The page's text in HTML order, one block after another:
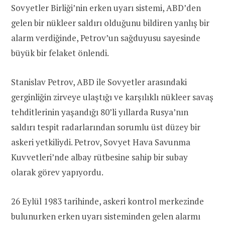
Sovyetler Birliği’nin erken uyarı sistemi, ABD’den
gelen bir nükleer saldırı olduğunu bildiren yanlış bir
alarm verdiğinde, Petrov’un sağduyusu sayesinde
büyük bir felaket önlendi.
Stanislav Petrov, ABD ile Sovyetler arasındaki
gerginliğin zirveye ulaştığı ve karşılıklı nükleer savaş
tehditlerinin yaşandığı 80’li yıllarda Rusya’nın
saldırı tespit radarlarından sorumlu üst düzey bir
askeri yetkiliydi. Petrov, Sovyet Hava Savunma
Kuvvetleri’nde albay rütbesine sahip bir subay
olarak görev yapıyordu.
26 Eylül 1983 tarihinde, askeri kontrol merkezinde
bulunurken erken uyarı sisteminden gelen alarmı